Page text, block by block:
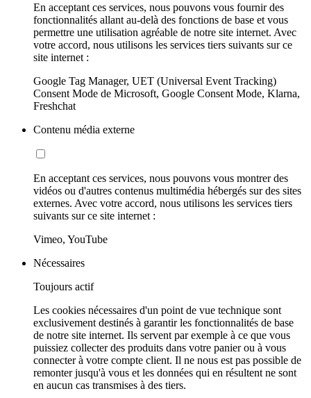
En acceptant ces services, nous pouvons vous fournir des
fonctionnalités allant au-delà des fonctions de base et vous
permettre une utilisation agréable de notre site internet. Avec
votre accord, nous utilisons les services tiers suivants sur ce
site internet :
Google Tag Manager, UET (Universal Event Tracking)
Consent Mode de Microsoft, Google Consent Mode, Klarna,
Freshchat
Contenu média externe
En acceptant ces services, nous pouvons vous montrer des
vidéos ou d'autres contenus multimédia hébergés sur des sites
externes. Avec votre accord, nous utilisons les services tiers
suivants sur ce site internet :
Vimeo, YouTube
Nécessaires
Toujours actif
Les cookies nécessaires d'un point de vue technique sont
exclusivement destinés à garantir les fonctionnalités de base
de notre site internet. Ils servent par exemple à ce que vous
puissiez collecter des produits dans votre panier ou à vous
connecter à votre compte client. Il ne nous est pas possible de
remonter jusqu'à vous et les données qui en résultent ne sont
en aucun cas transmises à des tiers.